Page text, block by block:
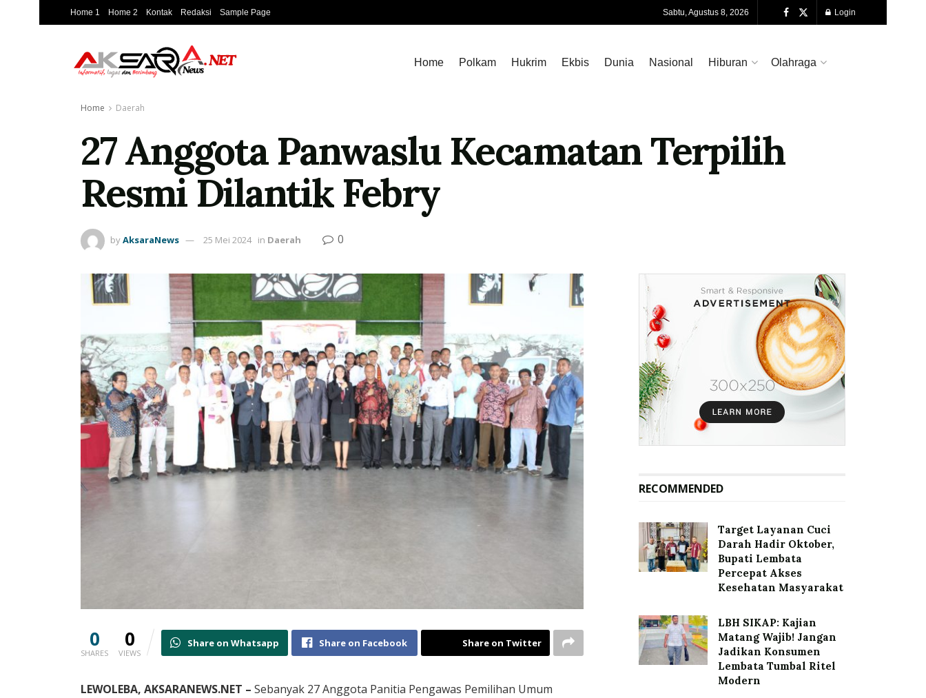
Home 1 Home 2 Kontak Redaksi Sample Page Sabtu, Agustus 8, 2026 Login
Home Polkam Hukrim Ekbis Dunia Nasional Hiburan Olahraga
Home Daerah
27 Anggota Panwaslu Kecamatan Terpilih
Resmi Dilantik Febry
byAksaraNews 25 Mei 2024 in Daerah 0
0
SHARES
0
VIEWS
Share on Whatsapp Share on Facebook Share on Twitter
LEWOLEBA, AKSARANEWS.NET – Sebanyak 27 Anggota Panitia Pengawas Pemilihan Umum
RECOMMENDED
Target Layanan Cuci
Darah Hadir Oktober,
Bupati Lembata
Percepat Akses
Kesehatan Masyarakat
LBH SIKAP: Kajian
Matang Wajib! Jangan
Jadikan Konsumen
Lembata Tumbal Ritel
Modern